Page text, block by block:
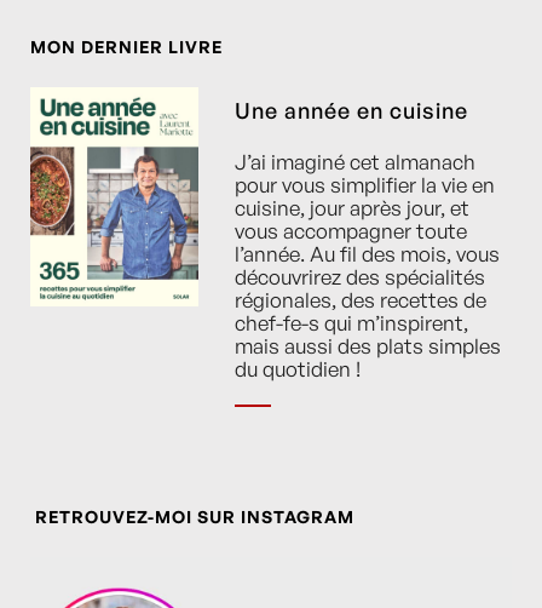
MON DERNIER LIVRE
Une année en cuisine
J’ai imaginé cet almanach
pour vous simplifier la vie en
cuisine, jour après jour, et
vous accompagner toute
l’année. Au fil des mois, vous
découvrirez des spécialités
régionales, des recettes de
chef-fe-s qui m’inspirent,
mais aussi des plats simples
du quotidien !
RETROUVEZ-MOI SUR INSTAGRAM